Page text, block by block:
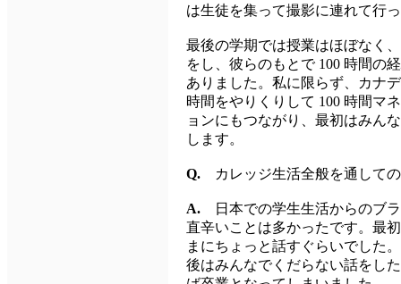
は生徒を集って撮影に連れて行
最後の学期では授業はほぼなく
をし、彼らのもとで 100 時間の
ありました。私に限らず、カナ
時間をやりくりして 100 時間マ
ョンにもつながり、最初はみん
します。
Q. カレッジ生活全般を通して
A.
日本での学生生活からのブ
直辛いことは多かったです。最
まにちょっと話すぐらいでした
後はみんなでくだらない話をし